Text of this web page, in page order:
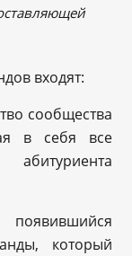
входят:
сообщества
в себя все
который